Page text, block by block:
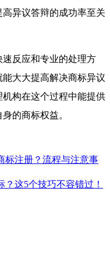
异议答辩的成功率至关
反应和专业的处理方
大大提高解决商标异议
构在这个过程中能提供
的商标权益。
标注册？流程与注意事
这5个技巧不容错过！